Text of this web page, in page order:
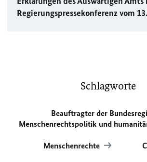
Regierungspressekonferenz vom
Schlagworte
Beauftragter der
Menschenrechtspolitik und
Menschenrechte